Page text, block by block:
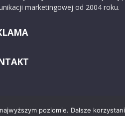
marketingowej od 2004 roku.
poziomie. Dalsze